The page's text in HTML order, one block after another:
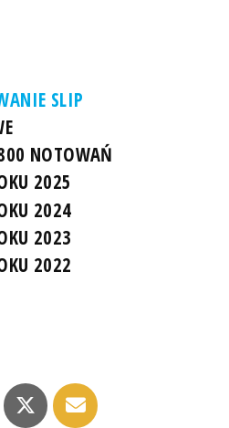
SLIP
NOTOWAŃ
2025
2024
2023
2022